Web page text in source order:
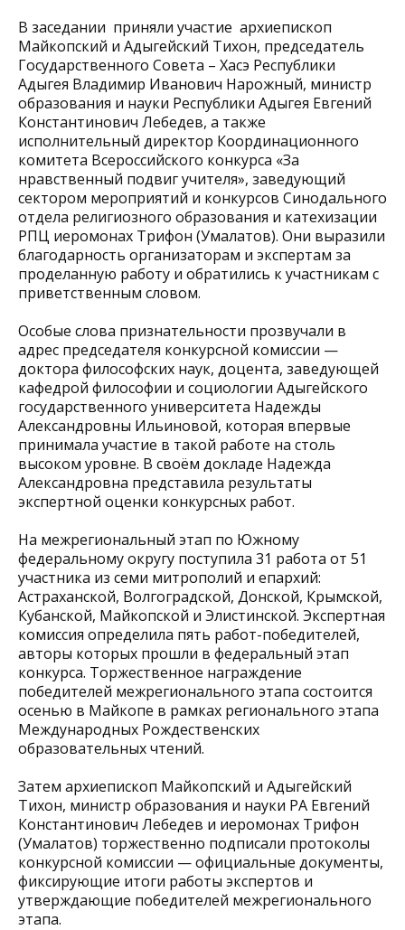
В заседании приняли участие архиепископ
Майкопский и Адыгейский Тихон, председатель
Государственного Совета – Хасэ Республики
Адыгея Владимир Иванович Нарожный, министр
образования и науки Республики Адыгея Евгений
Константинович Лебедев, а также
исполнительный директор Координационного
комитета Всероссийского конкурса «За
нравственный подвиг учителя», заведующий
сектором мероприятий и конкурсов Синодального
отдела религиозного образования и катехизации
РПЦ иеромонах Трифон (Умалатов). Они выразили
благодарность организаторам и экспертам за
проделанную работу и обратились к участникам с
приветственным словом.
Особые слова признательности прозвучали в
адрес председателя конкурсной комиссии —
доктора философских наук, доцента, заведующей
кафедрой философии и социологии Адыгейского
государственного университета Надежды
Александровны Ильиновой, которая впервые
принимала участие в такой работе на столь
высоком уровне. В своём докладе Надежда
Александровна представила результаты
экспертной оценки конкурсных работ.
На межрегиональный этап по Южному
федеральному округу поступила 31 работа от 51
участника из семи митрополий и епархий:
Астраханской, Волгоградской, Донской, Крымской,
Кубанской, Майкопской и Элистинской. Экспертная
комиссия определила пять работ-победителей,
авторы которых прошли в федеральный этап
конкурса. Торжественное награждение
победителей межрегионального этапа состоится
осенью в Майкопе в рамках регионального этапа
Международных Рождественских
образовательных чтений.
Затем архиепископ Майкопский и Адыгейский
Тихон, министр образования и науки РА Евгений
Константинович Лебедев и иеромонах Трифон
(Умалатов) торжественно подписали протоколы
конкурсной комиссии — официальные документы,
фиксирующие итоги работы экспертов и
утверждающие победителей межрегионального
этапа.